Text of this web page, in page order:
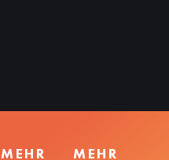
MEHR MEHR